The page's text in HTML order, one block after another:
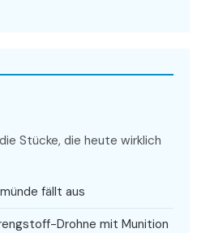
Stücke, die heute wirklich
fällt aus
Drohne mit Munition